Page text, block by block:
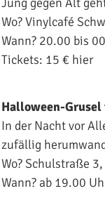
Wo? Vinylcafé
Wann? 20.00 bis
Tickets: 15 € hier
Halloween-
In der Nacht vor
zufällig
Wo? Schulstraße
Wann? ab 19.00